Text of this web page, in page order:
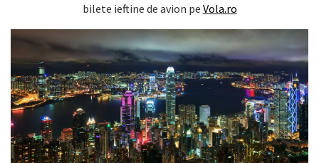
bilete ieftine de avion pe Vola.ro